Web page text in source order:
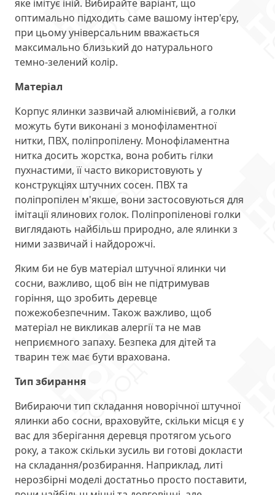
яке імітує іній. Вибирайте варіант, що
оптимально підходить саме вашому інтер'єру,
при цьому універсальним вважається
максимально близький до натурального
темно-зелений колір.
Матеріал
Корпус ялинки зазвичай алюмінієвий, а голки
можуть бути виконані з монофіламентної
нитки, ПВХ, поліпропілену. Монофіламентна
нитка досить жорстка, вона робить гілки
пухнастими, її часто використовують у
конструкціях штучних сосен. ПВХ та
поліпропілен м'якше, вони застосовуються для
імітації ялинових голок. Поліпропіленові голки
виглядають найбільш природно, але ялинки з
ними зазвичай і найдорожчі.
Яким би не був матеріал штучної ялинки чи
сосни, важливо, щоб він не підтримував
горіння, що зробить деревце
пожежобезпечним. Також важливо, щоб
матеріал не викликав алергії та не мав
неприємного запаху. Безпека для дітей та
тварин теж має бути врахована.
Тип збирання
Вибираючи тип складання новорічної штучної
ялинки або сосни, враховуйте, скільки місця є у
вас для зберігання деревця протягом усього
року, а також скільки зусиль ви готові докласти
на складання/розбирання. Наприклад, литі
нерозбірні моделі достатньо просто поставити,